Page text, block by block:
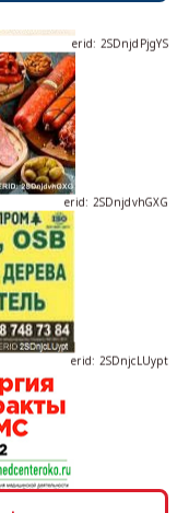
erid: 2SDnjdvhGXG
erid: 2SDnjcLUypt
erid: 2SDnjcrDNw6